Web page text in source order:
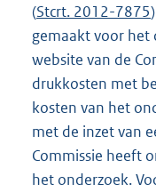
(Stcrt. 2012-7875
gemaakt voor het
website van de
drukkosten met
kosten van het
met de inzet van
Commissie heeft
het onderzoek.